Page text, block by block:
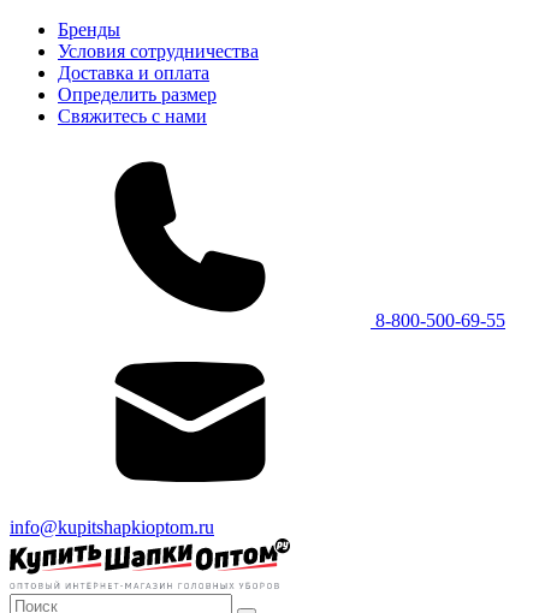
Бренды
Условия сотрудничества
Доставка и оплата
Определить размер
Свяжитесь с нами
8-800-500-69-55
info@kupitshapkioptom.ru